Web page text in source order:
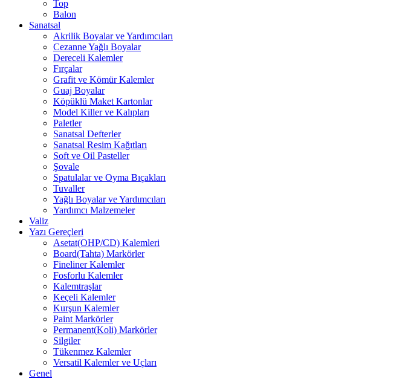
Top
Balon
Sanatsal
Akrilik Boyalar ve Yardımcıları
Cezanne Yağlı Boyalar
Dereceli Kalemler
Fırçalar
Grafit ve Kömür Kalemler
Guaj Boyalar
Köpüklü Maket Kartonlar
Model Killer ve Kalıpları
Paletler
Sanatsal Defterler
Sanatsal Resim Kağıtları
Soft ve Oil Pasteller
Şovale
Spatulalar ve Oyma Bıçakları
Tuvaller
Yağlı Boyalar ve Yardımcıları
Yardımcı Malzemeler
Valiz
Yazı Gereçleri
Asetat(OHP/CD) Kalemleri
Board(Tahta) Markörler
Fineliner Kalemler
Fosforlu Kalemler
Kalemtraşlar
Keçeli Kalemler
Kurşun Kalemler
Paint Markörler
Permanent(Koli) Markörler
Silgiler
Tükenmez Kalemler
Versatil Kalemler ve Uçları
Genel